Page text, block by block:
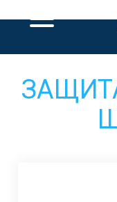
Перейти